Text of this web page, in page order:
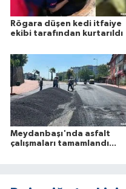
Rögara düşen kedi itfaiye
ekibi tarafından kurtarıldı
Meydanbaşı'nda asfalt
çalışmaları tamamlandı...